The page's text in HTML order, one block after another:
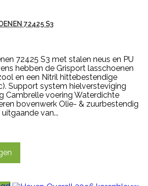
72425 S3
72425 S3 met stalen neus en PU
hebben de Grisport lasschoenen
en een Nitril hittebestendige
Support system hielversteviging
Cambrelle voering Waterdichte
bovenwerk Olie- & zuurbestendig
van...